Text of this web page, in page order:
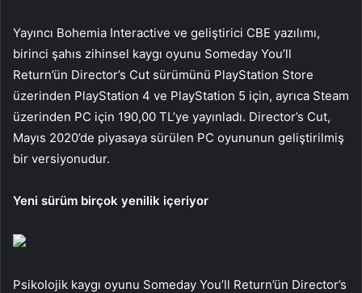
Yayıncı Bohemia Interactive ve geliştirici CBE yazılımı,
birinci şahıs zihinsel kaygı oyunu Someday You’ll
Return’ün Director’s Cut sürümünü PlayStation Store
üzerinden PlayStation 4 ve PlayStation 5 için, ayrıca Steam
üzerinden PC için 190,00 TL’ye yayınladı. Director’s Cut,
Mayıs 2020’de piyasaya sürülen PC oyununun geliştirilmiş
bir versiyonudur.
Yeni sürüm birçok yenilik içeriyor
Psikolojik kaygı oyunu Someday You’ll Return’ün Director’s